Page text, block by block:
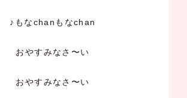
♪もなchanもなchan
おやすみなさ〜い
おやすみなさ〜い